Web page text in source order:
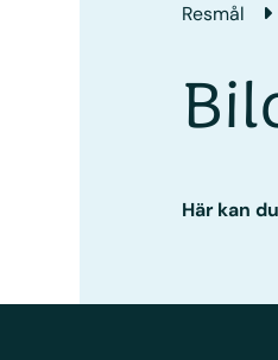
Resmål
Här kan